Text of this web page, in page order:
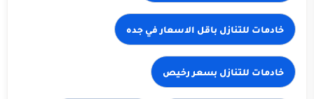
خادمات للتنازل باقل الاسعار في جده